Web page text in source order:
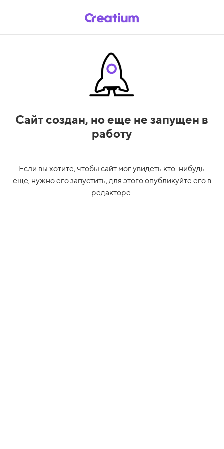
Сайт создан, но еще не запущен в
работу
Если вы хотите, чтобы сайт мог увидеть кто-нибудь
еще, нужно его запустить, для этого опубликуйте его в
редакторе.